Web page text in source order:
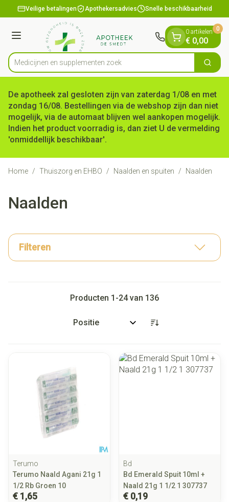
Ga naar de inhoud
1 van 1Veilige betalingen Apothekersadvies Snelle beschikbaarheid
Menu
Product, merk, categorie...
Medicijnen en Zoek
0 artikelen
€ 0,00
0
De apotheek zal gesloten zijn van zaterdag 1/08 en met
zondag 16/08. Bestellingen via de webshop zijn dan niet
mogelijk, via de automaat blijven wel aankopen mogelijk.
Indien het product voorradig is, dan ziet U de vermelding
'onmiddellijk beschikbaar'.
Home / Thuiszorg en EHBO / Naalden en spuiten / Naalden
Naalden
Filteren
Producten 1 -24van 136
Sorteer op:
Terumo
Terumo Naald Agani 21g 1
1/2 Rb Groen 10
€ 1,65
Bd
Bd Emerald Spuit 10ml +
Naald 21g 1 1/2 1 307737
€ 0,19